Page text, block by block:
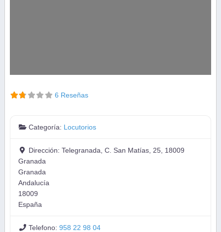
6 Reseñas
Categoría: Locutorios
Dirección:Telegranada, C. San Matías, 25, 18009
Granada
Granada
Andalucía
18009
España
Telefono:958 22 98 04